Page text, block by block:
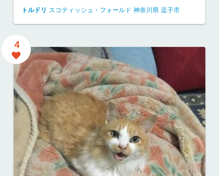
トルドリ スコティッシュ・フォールド 神奈川県 逗子市
4